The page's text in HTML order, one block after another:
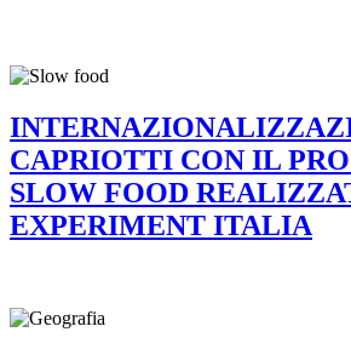
CAPRIOTTI CON IL
SLOW FOOD
EXPERIMENT ITALIA